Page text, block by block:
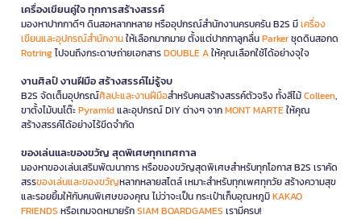
เครื่องเขียนคู่ใจ ทุกการสร้างสรรค์
มองหาปากกาดีๆ ดินสอหลากหลาย หรืออุปกรณ์สำนักงานครบครัน B2S มีเครื่อง
เขียนและอุปกรณ์สำนักงานให้เลือกมากมาย ตั้งแต่ปากกาลูกลื่นParkerชุดดินสอกด
Rotringไปจนถึงกระดาษถ่ายเอกสารDOUBLE Aให้คุณเลือกใช้ได้อย่างจุใจ
งานศิลป์ งานฝีมือ สร้างสรรค์ไม่รู้จบ
B2S จัดเต็มอุปกรณ์ศิลปะและงานฝีมือสำหรับคนสร้างสรรค์ตัวจริง ทั้งสีไม้Colleen,
ขาตั้งไม้บนโต๊ะPyramidและอุปกรณ์ DIY ต่างๆ จากMONT MARTEให้คุณ
สร้างสรรค์ได้อย่างไร้ขีดจำกัด
ของเล่นและของขวัญ สุดพิเศษทุกเทศกาล
มองหาของเล่นเสริมพัฒนาการ หรือของขวัญสุดพิเศษสำหรับทุกโอกาส B2S เราคัด
สรรของเล่นและของขวัญหลากหลายสไตล์ เหมาะสำหรับทุกเพศทุกวัย สร้างความสุข
และรอยยิ้มให้กับคนพิเศษของคุณ ไม่ว่าจะเป็น กระเป๋าเก็บอุณหภูมิKAKAO
FRIENDS หรือเกมจดหมายรักSIAM BOARDGAMES เรามีครบ!